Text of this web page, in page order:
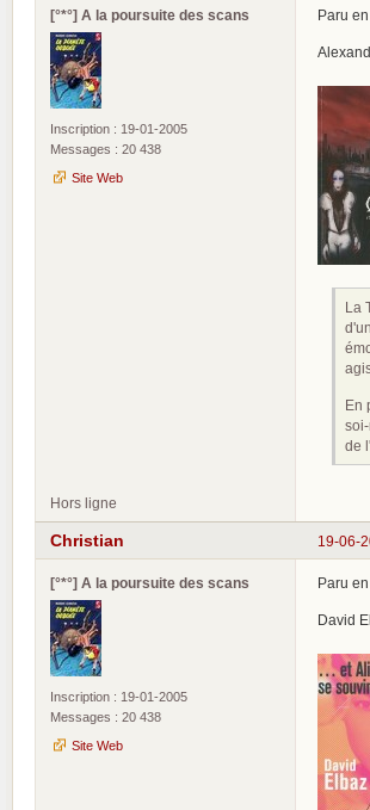
[°*°] A la poursuite des scans
Inscription : 19-01-2005
Messages : 20 438
Site Web
Paru
En
de
Hors ligne
19-06-
Christian
[°*°] A la poursuite des scans
Inscription : 19-01-2005
Messages : 20 438
Site Web
Paru
David